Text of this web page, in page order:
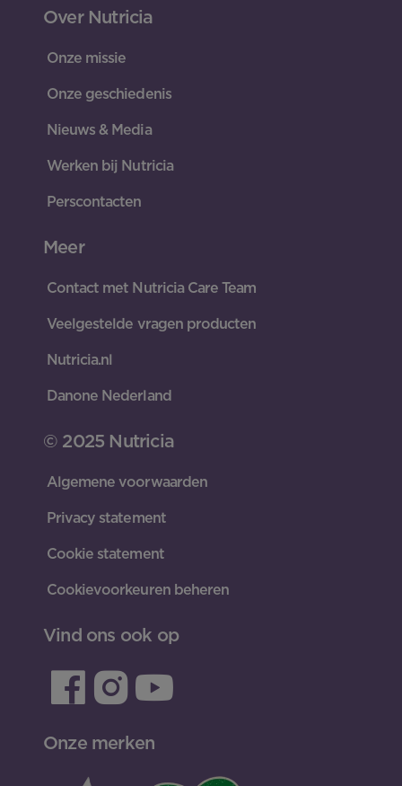
Over Nutricia
Onze missie
Onze geschiedenis
Nieuws & Media
Werken bij Nutricia
Perscontacten
Meer
Contact met Nutricia Care Team
Veelgestelde vragen producten
Nutricia.nl
Danone Nederland
© 2025 Nutricia
Algemene voorwaarden
Privacy statement
Cookie statement
Cookievoorkeuren beheren
Vind ons ook op
Onze merken